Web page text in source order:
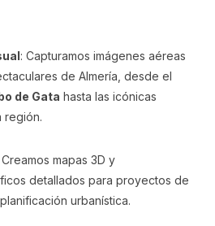
: Capturamos imágenes aéreas
de Almería, desde el
de Gata hasta las icónicas
región.
Creamos mapas 3D y
detallados para proyectos de
urbanística.